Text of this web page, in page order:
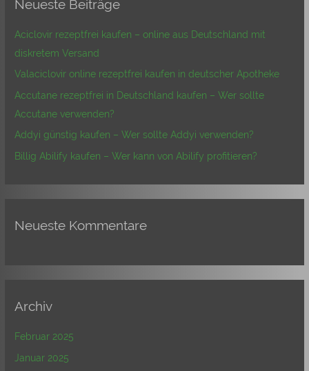
e
h
:
Neueste Beiträge
Aciclovir rezeptfrei kaufen – online aus Deutschland mit
diskretem Versand
Valaciclovir online rezeptfrei kaufen in deutscher Apotheke
Accutane rezeptfrei in Deutschland kaufen – Wer sollte
Accutane verwenden?
Addyi günstig kaufen – Wer sollte Addyi verwenden?
Billig Abilify kaufen – Wer kann von Abilify profitieren?
Neueste Kommentare
Archiv
Februar 2025
Januar 2025